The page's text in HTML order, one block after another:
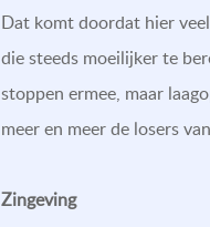
Dat komt doordat hier
die steeds moeilijker te
stoppen ermee, maar
meer en meer de losers
Zingeving